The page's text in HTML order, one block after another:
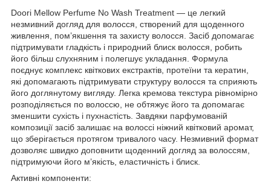
Doori Mellow Perfume No Wash Treatment — це легкий
незмивний догляд для волосся, створений для щоденного
живлення, пом’якшення та захисту волосся. Засіб допомагає
підтримувати гладкість і природний блиск волосся, робить
його більш слухняним і полегшує укладання. Формула
поєднує комплекс квіткових екстрактів, протеїни та кератин,
які допомагають підтримувати структуру волосся та сприяють
його доглянутому вигляду. Легка кремова текстура рівномірно
розподіляється по волоссю, не обтяжує його та допомагає
зменшити сухість і пухнастість. Завдяки парфумованій
композиції засіб залишає на волоссі ніжний квітковий аромат,
що зберігається протягом тривалого часу. Незмивний формат
дозволяє швидко доповнити щоденний догляд за волоссям,
підтримуючи його м’якість, еластичність і блиск.
Активні компоненти: